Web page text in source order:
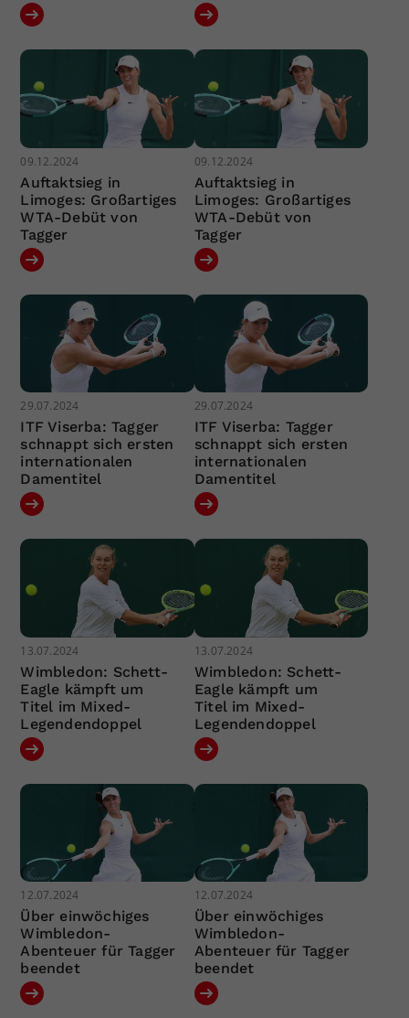
09.12.2024
Auftaktsieg in
Limoges: Großartiges
WTA-Debüt von
Tagger
09.12.2024
Auftaktsieg in
Limoges: Großartiges
WTA-Debüt von
Tagger
29.07.2024
ITF Viserba: Tagger
schnappt sich ersten
internationalen
Damentitel
29.07.2024
ITF Viserba: Tagger
schnappt sich ersten
internationalen
Damentitel
13.07.2024
Wimbledon: Schett-
Eagle kämpft um
Titel im Mixed-
Legendendoppel
13.07.2024
Wimbledon: Schett-
Eagle kämpft um
Titel im Mixed-
Legendendoppel
12.07.2024
Über einwöchiges
Wimbledon-
Abenteuer für Tagger
beendet
12.07.2024
Über einwöchiges
Wimbledon-
Abenteuer für Tagger
beendet